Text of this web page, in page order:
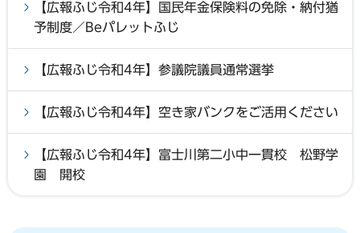
【広報ふじ令和4年】国民年金保険料の免除・納付猶
予制度／Beパレットふじ
【広報ふじ令和4年】参議院議員通常選挙
【広報ふじ令和4年】空き家バンクをご活用ください
【広報ふじ令和4年】富士川第二小中一貫校 松野学
園 開校